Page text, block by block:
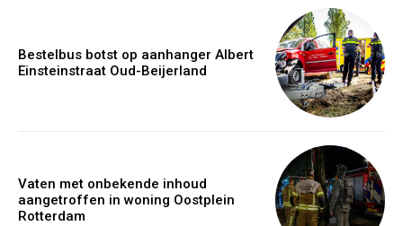
Bestelbus botst op aanhanger Albert
Einsteinstraat Oud-Beijerland
Vaten met onbekende inhoud
aangetroffen in woning Oostplein
Rotterdam